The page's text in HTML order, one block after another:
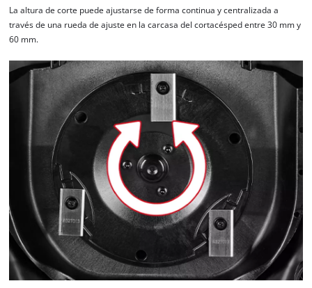
La altura de corte puede ajustarse de forma continua y centralizada a
través de una rueda de ajuste en la carcasa del cortacésped entre 30 mm y
60 mm.